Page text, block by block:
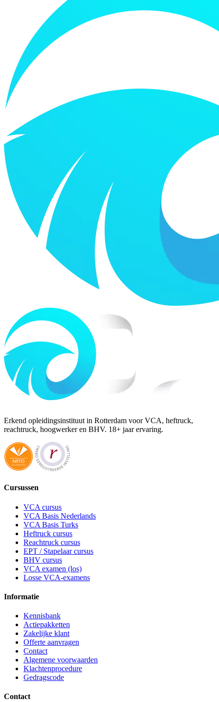
Erkend opleidingsinstituut in Rotterdam voor VCA, heftruck,
reachtruck, hoogwerker en BHV. 18+ jaar ervaring.
Cursussen
VCA cursus
VCA Basis Nederlands
VCA Basis Turks
Heftruck cursus
Reachtruck cursus
EPT / Stapelaar cursus
BHV cursus
VCA examen (los)
Losse VCA-examens
Informatie
Kennisbank
Actiepakketten
Zakelijke klant
Offerte aanvragen
Contact
Algemene voorwaarden
Klachtenprocedure
Gedragscode
Contact